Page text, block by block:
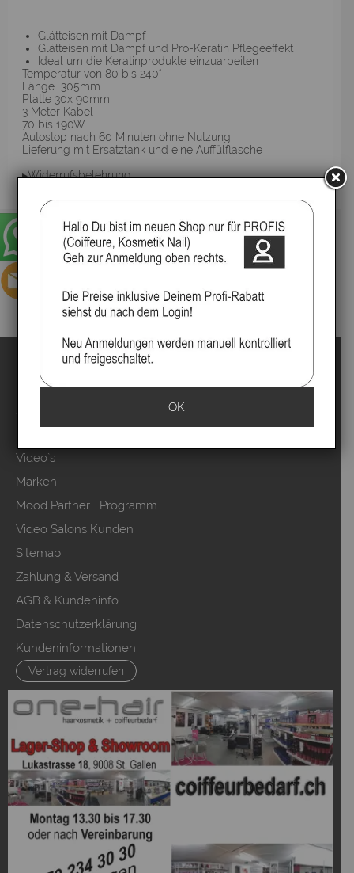
Glätteisen mit Dampf
Glätteisen mit Dampf und Pro-Keratin Pflegeeffekt
Ideal um die Keratinprodukte einzuarbeiten
Temperatur von 80 bis 240°
Länge 305mm
Platte 30x 90mm
3 Meter Kabel
70 bis 190W
Autostop nach 60 Minuten ohne Nutzung
Lieferung mit Ersatztank und eine Auffülflasche
▸Widerrufsbelehrung
Impressum
Kontakt
Anmelden
Über uns
Video`s
Marken
Mood Partner Programm
Video Salons Kunden
Sitemap
Zahlung & Versand
AGB & Kundeninfo
Datenschutzerklärung
Kundeninformationen
Vertrag widerrufen
OK